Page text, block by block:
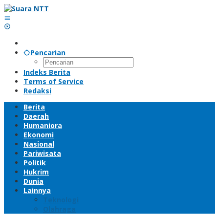
Lewati
ke
konten
Pencarian
Indeks Berita
Terms of Service
Redaksi
Berita
Daerah
Humaniora
Ekonomi
Nasional
Pariwisata
Politik
Hukrim
Dunia
Lainnya
Teknologi
Olahraga